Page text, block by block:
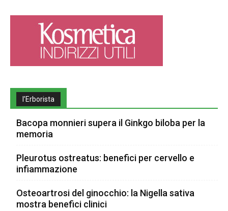
l’Erborista
Bacopa monnieri supera il Ginkgo biloba per la
memoria
Pleurotus ostreatus: benefici per cervello e
infiammazione
Osteoartrosi del ginocchio: la Nigella sativa
mostra benefici clinici